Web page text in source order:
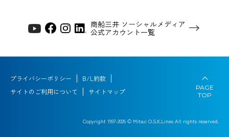
商船三井 ソーシャルメディア
公式アカウント一覧
プライバシーポリシー
B/L約款
サイトのご利用について
サイトマップ
Copyright 1997-2026 © Mitsui O.S.K.Lines All rights reserved.
PAGE
TOP